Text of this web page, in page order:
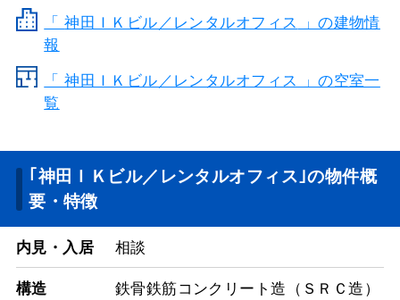
「神田ＩＫビル／レンタルオフィス
」の建物情
報
「 神田ＩＫビル／レンタルオフィス 」の空室一
覧
｢神田ＩＫビル／レンタルオフィス｣の物件概
要・特徴
内見・入居 相談
構造
鉄骨鉄筋コンクリート造（ＳＲＣ造）